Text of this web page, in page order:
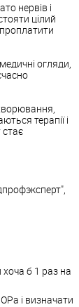
нервів і
цілий
огляди,
терапії і
хоча б 1 раз на
і визначати